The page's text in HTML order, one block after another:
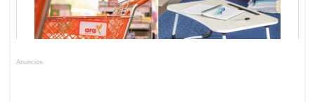
Anuncios.